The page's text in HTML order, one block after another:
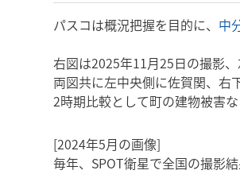
パスコは概況把握を目的に、 中
右図は2025年11月25日の撮影
両図共に左中央側に佐賀関、右
2時期比較として町の建物被害な
[2024年5月の画像]
毎年、SPOT衛星で全国の撮影